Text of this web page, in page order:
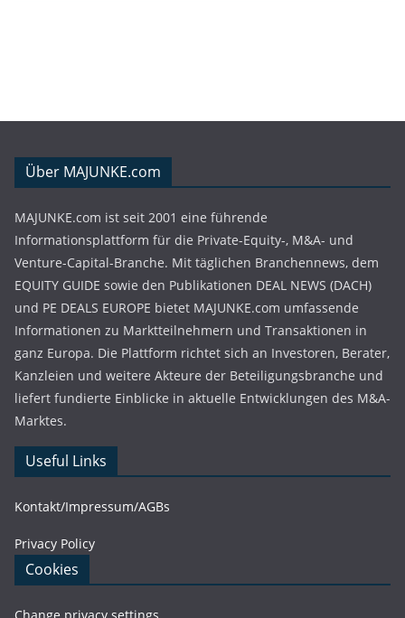
Über MAJUNKE.com
MAJUNKE.com ist seit 2001 eine führende
Informationsplattform für die Private-Equity-, M&A- und
Venture-Capital-Branche. Mit täglichen Branchennews, dem
EQUITY GUIDE sowie den Publikationen DEAL NEWS (DACH)
und PE DEALS EUROPE bietet MAJUNKE.com umfassende
Informationen zu Marktteilnehmern und Transaktionen in
ganz Europa. Die Plattform richtet sich an Investoren, Berater,
Kanzleien und weitere Akteure der Beteiligungsbranche und
liefert fundierte Einblicke in aktuelle Entwicklungen des M&A-
Marktes.
Useful Links
Kontakt/Impressum/AGBs
Privacy Policy
Cookies